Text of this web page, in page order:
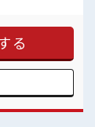
代を上乗せ≫
≪週休2日制≫
≪動きやすい
み解消♪ ≪様々
きる、 派遣の
もバッチリ目
る